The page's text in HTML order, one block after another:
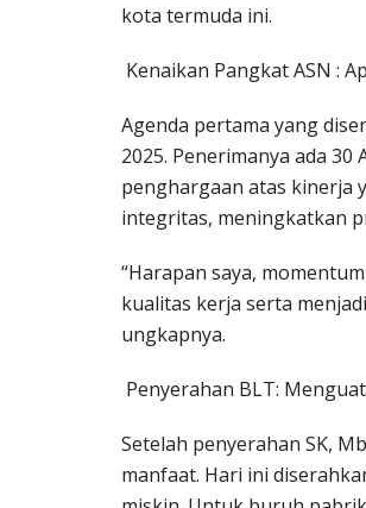
kota termuda ini.
Kenaikan Pangkat ASN :
Agenda pertama yang
2025. Penerimanya ada
penghargaan atas kinerja
integritas, meningkatkan
“Harapan saya,
kualitas kerja serta
ungkapnya.
Penyerahan BLT:
Setelah penyerahan SK,
manfaat. Hari ini